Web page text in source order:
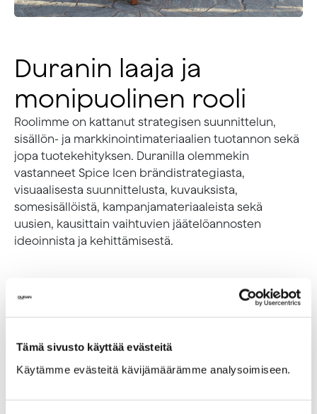
Tämä sivusto käyttää evästeitä
Käytämme evästeitä kävijämäärämme analysoimiseen.
Duranin laaja ja
monipuolinen rooli
Roolimme on kattanut strategisen suunnittelun,
sisällön- ja markkinointimateriaalien tuotannon sekä
jopa tuotekehityksen. Duranilla olemmekin
vastanneet Spice Icen brändistrategiasta,
visuaalisesta suunnittelusta, kuvauksista,
somesisällöistä, kampanjamateriaaleista sekä
uusien, kausittain vaihtuvien jäätelöannosten
ideoinnista ja kehittämisestä.